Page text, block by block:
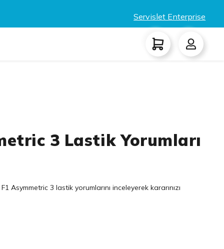
Servislet Enterprise
3 Lastik Yorumları
Asymmetric 3 lastik yorumlarını inceleyerek kararınızı